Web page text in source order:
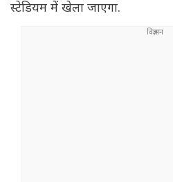
स्टेडियम में खेला जाएगा.